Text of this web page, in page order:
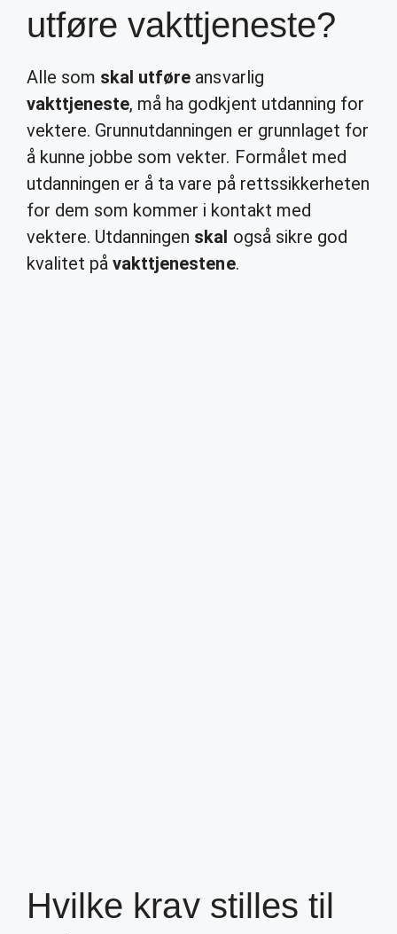
utføre vakttjeneste?
Alle som skal utføre ansvarlig
vakttjeneste, må ha godkjent utdanning for
vektere. Grunnutdanningen er grunnlaget for
å kunne jobbe som vekter. Formålet med
utdanningen er å ta vare på rettssikkerheten
for dem som kommer i kontakt med
vektere. Utdanningen skal også sikre god
kvalitet påvakttjenestene.
Hvilke krav stilles til